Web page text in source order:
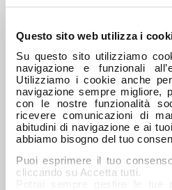
Questo sito web utilizza i
Su questo sito utilizziamo
navigazione e funzionali
Utilizziamo i cookie anche
navigazione sempre migliore,
con le nostre funzionalità
ricevere comunicazioni di
abitudini di navigazione e ai
abbiamo bisogno del tuo
Puoi esprimere il tuo
cliccando su Accetta tutti.
Potrai sempre gestire le tue
Veicolo
sostitutivo
Spese di
trasporto